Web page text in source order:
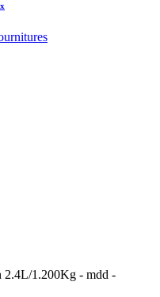
2.4L/1.200Kg - mdd -